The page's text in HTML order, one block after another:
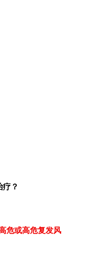
疗？
危或高危复发风